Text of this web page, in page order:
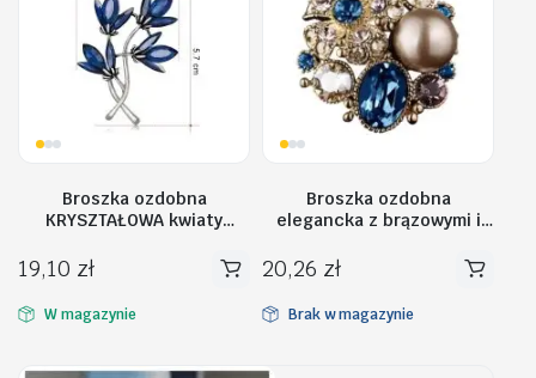
Broszka ozdobna
KRYSZTAŁOWA kwiaty
19,10 zł
W magazynie
Broszka ozdobna
elegancka z brązowymi i
20,26 zł
Brak w magazynie